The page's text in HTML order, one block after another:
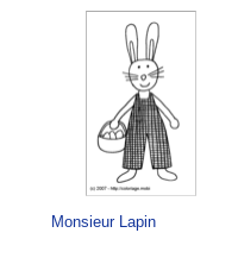
Monsieur Lapin